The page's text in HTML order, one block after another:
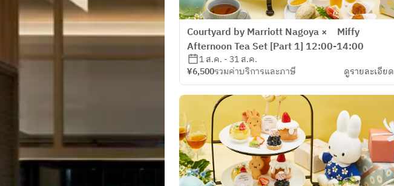
Courtyard by Marriott Nagoya × Miffy
Afternoon Tea Set [Part 1] 12:00-14:00
1 ส.ค. - 31 ส.ค.
¥6,500รวมค่าบริการและภาษี ดูรายละเอียด